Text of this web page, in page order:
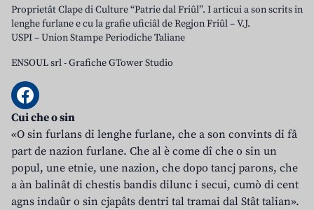
Proprietât Clape di Culture “Patrie dal Friûl”. I articui a son scrits in
lenghe furlane e cu la grafie uficiâl de Regjon Friûl – V.J.
USPI – Union Stampe Periodiche Taliane
ENSOUL srl-Grafiche GTower Studio
Cui che o sin
«O sin furlans di lenghe furlane, che a son convints di fâ
part de nazion furlane. Che al è come dî che o sin un
popul, une etnie, une nazion, che dopo tancj parons, che
a àn balinât di chestis bandis dilunc i secui, cumò di cent
agns indaûr o sin cjapâts dentri tal tramai dal Stât talian».